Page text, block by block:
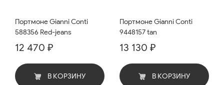
Портмоне Gianni Conti
588356 Red-jeans
12 470 ₽
В КОРЗИНУ
Портмоне Gianni Conti
9448157 tan
13 130 ₽
В КОРЗИНУ